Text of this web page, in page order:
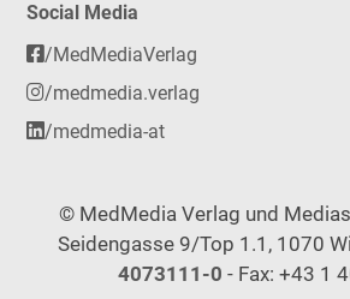
Social Media
/MedMediaVerlag
/medmedia.verlag
/medmedia-at
© MedMedia Verlag und
Seidengasse 9/Top 1.1, 1070
4073111-0 - Fax: +43 1